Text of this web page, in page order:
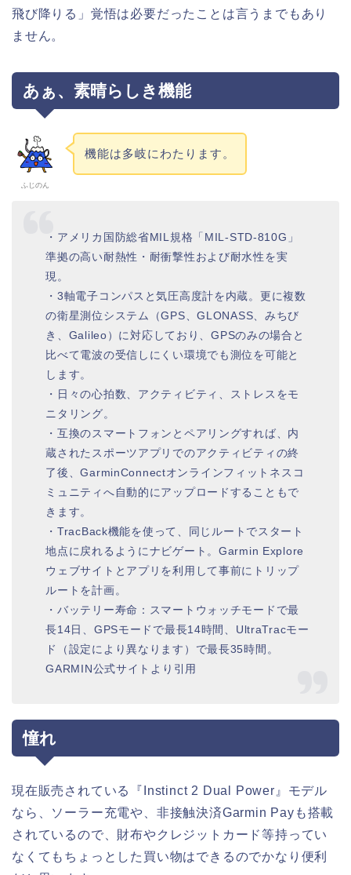
飛び降りる」覚悟は必要だったことは言うまでもあり
ません。
あぁ、素晴らしき機能
ふじのん
機能は多岐にわたります。
・アメリカ国防総省MIL規格「MIL-STD-810G」
準拠の高い耐熱性・耐衝撃性および耐水性を実
現。
・3軸電子コンパスと気圧高度計を内蔵。更に複数
の衛星測位システム（GPS、GLONASS、みちび
き、Galileo）に対応しており、GPSのみの場合と
比べて電波の受信しにくい環境でも測位を可能と
します。
・日々の心拍数、アクティビティ、ストレスをモ
ニタリング。
・互換のスマートフォンとペアリングすれば、内
蔵されたスポーツアプリでのアクティビティの終
了後、GarminConnectオンラインフィットネスコ
ミュニティへ自動的にアップロードすることもで
きます。
・TracBack機能を使って、同じルートでスタート
地点に戻れるようにナビゲート。Garmin Explore
ウェブサイトとアプリを利用して事前にトリップ
ルートを計画。
・バッテリー寿命：スマートウォッチモードで最
長14日、GPSモードで最長14時間、UltraTracモー
ド（設定により異なります）で最長35時間。
GARMIN公式サイトより引用
憧れ
現在販売されている『Instinct 2 Dual Power』モデル
なら、ソーラー充電や、非接触決済Garmin Payも搭載
されているので、財布やクレジットカード等持ってい
なくてもちょっとした買い物はできるのでかなり便利